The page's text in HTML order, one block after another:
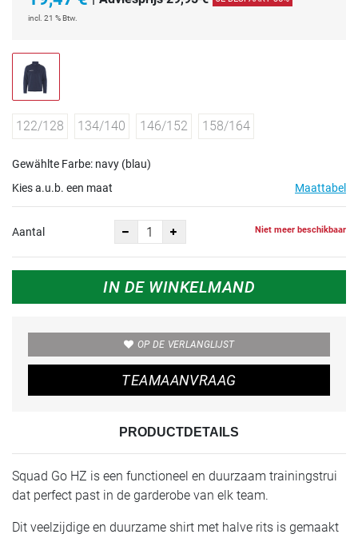
incl. 21 % Btw.
122/128 134/140 146/152 158/164
Gewählte Farbe: navy (blau)
Kies a.u.b. een maat
Maattabel
Aantal Niet meer beschikbaar
IN DE WINKELMAND
OP DE VERLANGLIJST
TEAMAANVRAAG
PRODUCTDETAILS
Squad Go HZ is een functioneel en duurzaam trainingstrui
dat perfect past in de garderobe van elk team.
Dit veelzijdige en duurzame shirt met halve rits is gemaakt